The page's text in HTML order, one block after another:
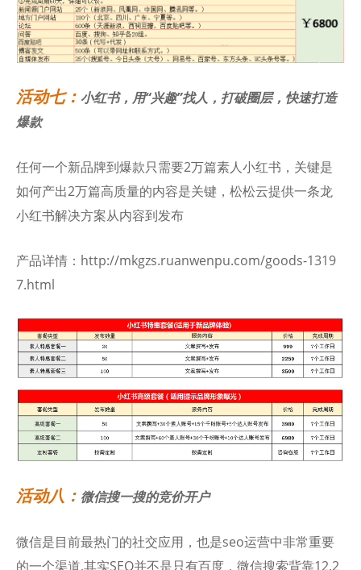
活动七： 小红书，用“兴趣”找人，打破圈层，快速打造
爆款
任何一个新品牌到爆款只需要2万篇素人小红书，关键是
如何产出2万篇高质量的内容是关键，松松云提供一条龙
小红书解决方案从内容到发布
产品详情：http://mkgzs.ruanwenpu.com/goods-1319
7.html
活动八： 微信搜一搜的竞价开户
微信是目前最热门的社交应用，也是seo运营中非常重要
的一个渠道,其实SEO并不是只有百度，微信搜索背靠12.2